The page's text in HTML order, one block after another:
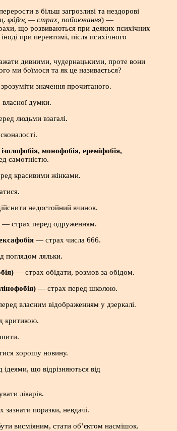
в більш загрозливі та нездорові
φόβος — страх, побоювання) —
що розвиваються при деяких психічних
при перевтомі, після психічного
дивними, чудернацькими, проте вони
ми боїмося та як це називається?
значення прочитаного.
думки.
людьми взагалі.
монофобія, ереміфобія,
самотністю.
красивими жінками.
недостойний вчинок.
— страх перед одруженням.
— страх числа 666.
поглядом ляльки.
— страх обідати, розмов за обідом.
— страх перед школою.
власним відображенням у дзеркалі.
критикою.
хорошу новину.
ідеями, що відрізняються від
лікарів.
зазнати поразки, невдачі.
висміяним, стати об’єктом насмішок.